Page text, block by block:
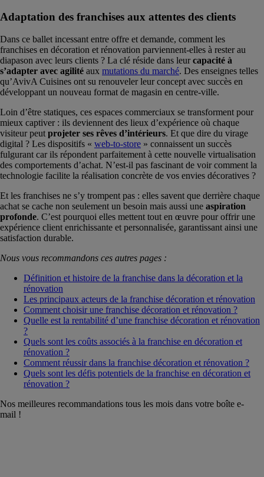
Adaptation des franchises aux attentes des clients
Dans ce ballet incessant entre offre et demande, comment les
franchises en décoration et rénovation parviennent-elles à rester au
diapason avec leurs clients ? La clé réside dans leurcapacité à
s’adapter avec agilité aux mutations du marché. Des enseignes telles
qu’AvivA Cuisines ont su renouveler leur concept avec succès en
développant un nouveau format de magasin en centre-ville.
Loin d’être statiques, ces espaces commerciaux se transforment pour
mieux captiver : ils deviennent des lieux d’expérience où chaque
visiteur peut projeter ses rêves d’intérieurs. Et que dire du virage
digital ? Les dispositifs « web-to-store » connaissent un succès
fulgurant car ils répondent parfaitement à cette nouvelle virtualisation
des comportements d’achat. N’est-il pas fascinant de voir comment la
technologie facilite la réalisation concrète de vos envies décoratives ?
Et les franchises ne s’y trompent pas : elles savent que derrière chaque
achat se cache non seulement un besoin mais aussi une aspiration
profonde. C’est pourquoi elles mettent tout en œuvre pour offrir une
expérience client enrichissante et personnalisée, garantissant ainsi une
satisfaction durable.
Nous vous recommandons ces autres pages :
Définition et histoire de la franchise dans la décoration et la
rénovation
Les principaux acteurs de la franchise décoration et rénovation
Comment choisir une franchise décoration et rénovation ?
Quelle est la rentabilité d’une franchise décoration et rénovation
?
Quels sont les coûts associés à la franchise en décoration et
rénovation ?
Comment réussir dans la franchise décoration et rénovation ?
Quels sont les défis potentiels de la franchise en décoration et
rénovation ?
Nos meilleures recommandations tous les mois dans votre boîte e-
mail !